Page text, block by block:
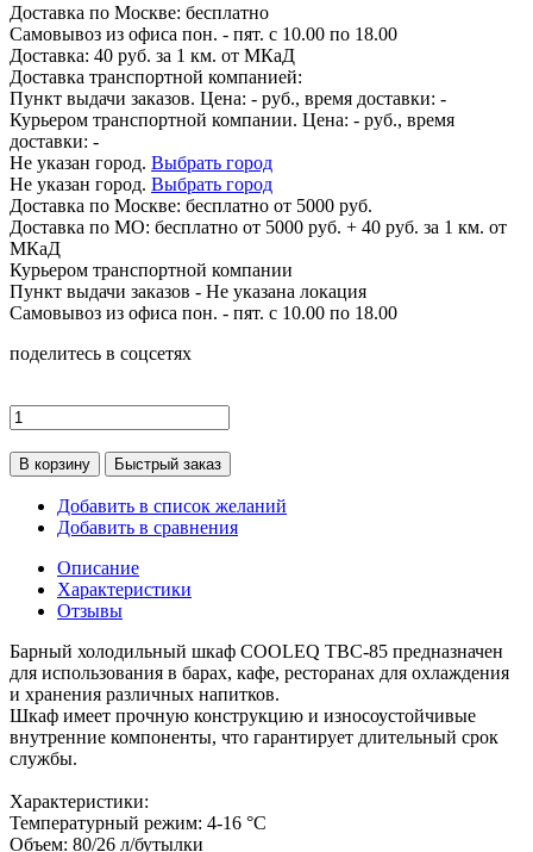
Доставка по Москве: бесплатно
Самовывоз из офиса пон. - пят. с 10.00 по 18.00
Доставка: 40 руб. за 1 км. от МКаД
Доставка транспортной компанией:
Пункт выдачи заказов. Цена: - руб., время доставки: -
Курьером транспортной компании. Цена: - руб., время
доставки: -
Не указан город. Выбрать город
Не указан город. Выбрать город
Доставка по Москве: бесплатно от 5000 руб.
Доставка по МО: бесплатно от 5000 руб. + 40 руб. за 1 км. от
МКаД
Курьером транспортной компании
Пункт выдачи заказов - Не указана локация
Самовывоз из офиса пон. - пят. с 10.00 по 18.00
поделитесь в соцсетях
В корзину Быстрый заказ
Добавить в список желаний
Добавить в сравнения
Описание
Характеристики
Отзывы
Барный холодильный шкаф COOLEQ TBC-85 предназначен
для использования в барах, кафе, ресторанах для охлаждения
и хранения различных напитков.
Шкаф имеет прочную конструкцию и износоустойчивые
внутренние компоненты, что гарантирует длительный срок
службы.
Характеристики:
Температурный режим: 4-16 °С
Объем: 80/26 л/бутылки